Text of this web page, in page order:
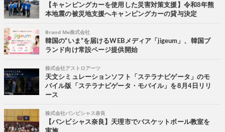
【キャンピングカーを使用した災害対策支援】令和8年熊
本地震の被災地支援へキャンピングカーの貸与決定
Brand Me株式会社
韓国の“いま”を届けるWEBメディア「jigeum」、韓国ブ
ランド向け常設ページ提供開始
株式会社アストロアーツ
天文シミュレーションソフト「ステラナビゲータ」のモ
バイル版「ステラナビゲータ・モバイル」を8月4日リリ
ース
株式会社バンビシャス奈良
【バンビシャス奈良】天理市でバスケットボール教室を